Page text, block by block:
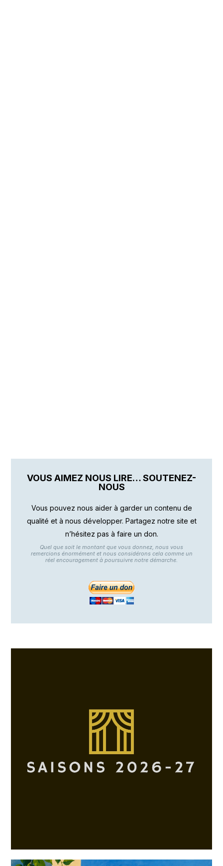
VOUS AIMEZ NOUS LIRE… SOUTENEZ-
NOUS
Vous pouvez nous aider à garder un contenu de
qualité et à nous développer. Partagez notre site et
n’hésitez pas à faire un don.
Quel que soit le montant que vous donnez, nous vous
remercions énormément et nous considérons cela comme un
réel encouragement à poursuivre notre démarche.